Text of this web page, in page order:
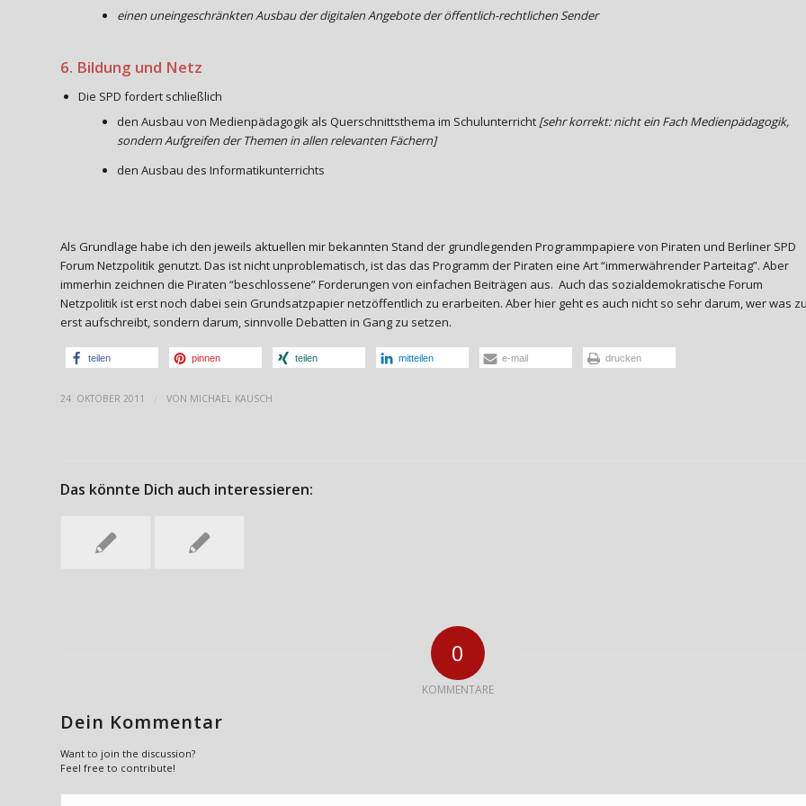
einen uneingeschränkten Ausbau der digitalen Angebote der öffentlich-rechtlichen Sender
6. Bildung und Netz
Die SPD fordert schließlich
den Ausbau von Medienpädagogik als Querschnittsthema im Schulunterricht [sehr korrekt: nicht ein Fach Medienpädagogik,
sondern Aufgreifen der Themen in allen relevanten Fächern]
den Ausbau des Informatikunterrichts
Als Grundlage habe ich den jeweils aktuellen mir bekannten Stand der grundlegenden Programmpapiere von Piraten und Berliner SPD
Forum Netzpolitik genutzt. Das ist nicht unproblematisch, ist das das Programm der Piraten eine Art “immerwährender Parteitag”. Aber
immerhin zeichnen die Piraten “beschlossene” Forderungen von einfachen Beiträgen aus. Auch das sozialdemokratische Forum
Netzpolitik ist erst noch dabei sein Grundsatzpapier netzöffentlich zu erarbeiten. Aber hier geht es auch nicht so sehr darum, wer was
erst aufschreibt, sondern darum, sinnvolle Debatten in Gang zu setzen.
teilen pinnen teilen mitteilen e-mail drucken
24. OKTOBER 2011 VON MICHAEL KAUSCH
Das könnte Dich auch interessieren:
0
KOMMENTARE
Dein Kommentar
Want to join the discussion?
Feel free to contribute!